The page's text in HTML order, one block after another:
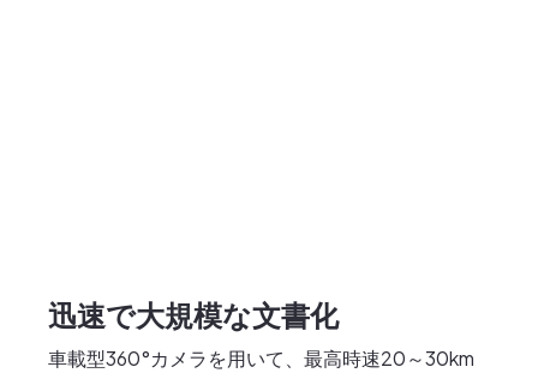
迅速で大規模な文書化
車載型360°カメラを用いて、最高時速20～30km